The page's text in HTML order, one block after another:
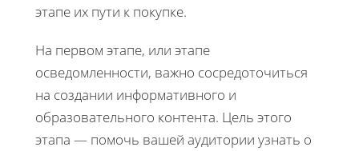
этапе их пути к покупке.
На первом этапе, или этапе
осведомленности, важно сосредоточиться
на создании информативного и
образовательного контента. Цель этого
этапа — помочь вашей аудитории узнать о